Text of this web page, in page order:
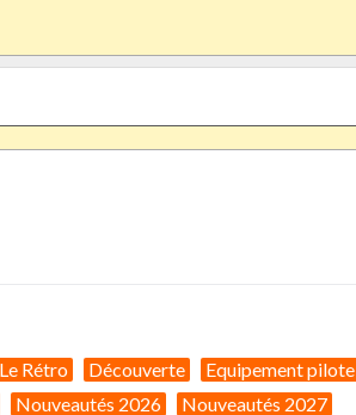
Rétro Découverte
Equipement pilote
Nouveautés 2026 Nouveautés 2027